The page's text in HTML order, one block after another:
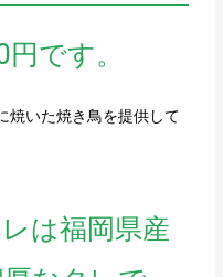
です。
いた焼き鳥を提供して
は福岡県産